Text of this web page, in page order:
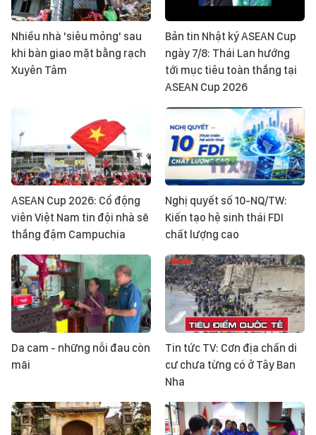
Nhiều nhà 'siêu mỏng' sau
khi bàn giao mặt bằng rạch
Xuyên Tâm
Bản tin Nhật ký ASEAN Cup
ngày 7/8: Thái Lan hướng
tới mục tiêu toàn thắng tại
ASEAN Cup 2026
ASEAN Cup 2026: Cổ động
viên Việt Nam tin đội nhà sẽ
thắng đậm Campuchia
Nghị quyết số 10-NQ/TW:
Kiến tạo hệ sinh thái FDI
chất lượng cao
Da cam - những nỗi đau còn
mãi
Tin tức TV: Cơn địa chấn di
cư chưa từng có ở Tây Ban
Nha